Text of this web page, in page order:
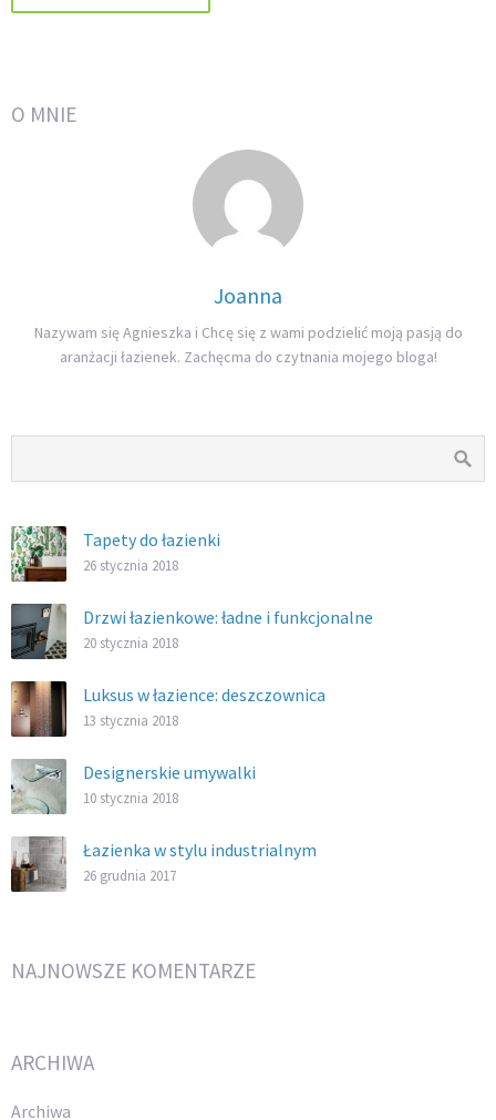
O MNIE
Joanna
Nazywam się Agnieszka i Chcę się z wami podzielić moją pasją do
aranżacji łazienek. Zachęcma do czytnania mojego bloga!
Tapety do łazienki
26 stycznia 2018
Drzwi łazienkowe: ładne i funkcjonalne
20 stycznia 2018
Luksus w łazience: deszczownica
13 stycznia 2018
Designerskie umywalki
10 stycznia 2018
Łazienka w stylu industrialnym
26 grudnia 2017
NAJNOWSZE KOMENTARZE
ARCHIWA
Archiwa